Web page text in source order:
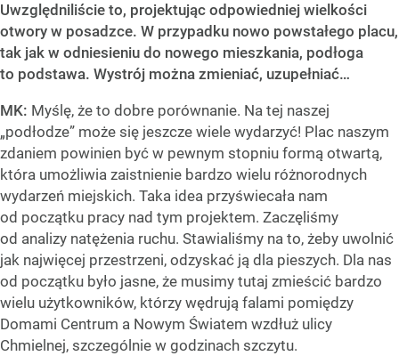
Uwzględniliście to, projektując odpowiedniej wielkości
otwory w posadzce. W przypadku nowo powstałego placu,
tak jak w odniesieniu do nowego mieszkania, podłoga
to podstawa. Wystrój można zmieniać, uzupełniać…
MK: Myślę, że to dobre porównanie. Na tej naszej
„podłodze” może się jeszcze wiele wydarzyć! Plac naszym
zdaniem powinien być w pewnym stopniu formą otwartą,
która umożliwia zaistnienie bardzo wielu różnorodnych
wydarzeń miejskich. Taka idea przyświecała nam
od początku pracy nad tym projektem. Zaczęliśmy
od analizy natężenia ruchu. Stawialiśmy na to, żeby uwolnić
jak najwięcej przestrzeni, odzyskać ją dla pieszych. Dla nas
od początku było jasne, że musimy tutaj zmieścić bardzo
wielu użytkowników, którzy wędrują falami pomiędzy
Domami Centrum a Nowym Światem wzdłuż ulicy
Chmielnej, szczególnie w godzinach szczytu.